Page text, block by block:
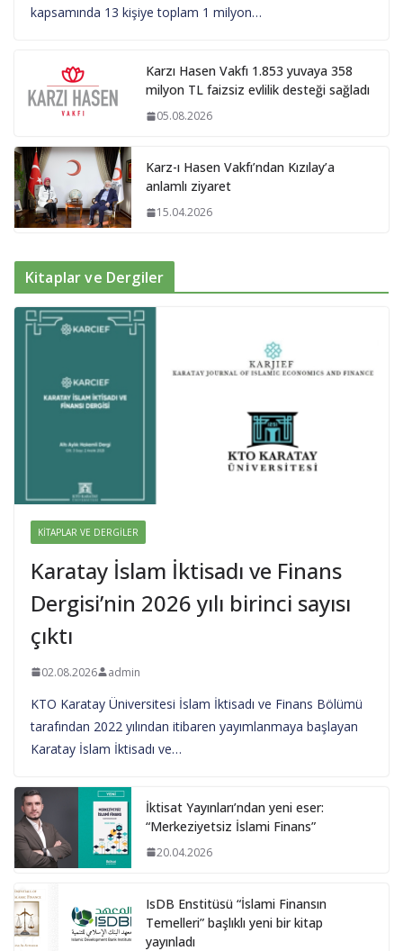
kapsamında 13 kişiye toplam 1 milyon…
Karzı Hasen Vakfı 1.853 yuvaya 358
milyon TL faizsiz evlilik desteği sağladı
05.08.2026
Karz-ı Hasen Vakfı’ndan Kızılay’a
anlamlı ziyaret
15.04.2026
Kitaplar ve Dergiler
KITAPLAR VE DERGILER
Karatay İslam İktisadı ve Finans
Dergisi’nin 2026 yılı birinci sayısı
çıktı
02.08.2026 admin
KTO Karatay Üniversitesi İslam İktisadı ve Finans Bölümü
tarafından 2022 yılından itibaren yayımlanmaya başlayan
Karatay İslam İktisadı ve…
İktisat Yayınları’ndan yeni eser:
“Merkeziyetsiz İslami Finans”
20.04.2026
IsDB Enstitüsü “İslami Finansın
Temelleri” başlıklı yeni bir kitap
yayınladı